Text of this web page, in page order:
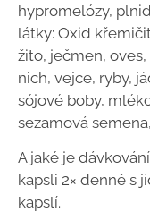
hypromelózy,
látky: Oxid
žito, ječmen,
nich, vejce, ryby,
sójové boby,
sezamová
A jaké je
kapsli 2× denně s
kapslí.